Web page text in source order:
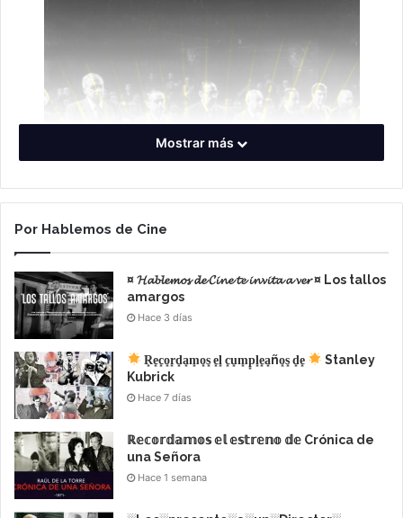
– Estreno mundial-
Mostrar más
Por Hablemos de Cine
¤ 𝓗𝓪𝓫𝓵𝓮𝓶𝓸𝓼 𝓭𝓮 𝓒𝓲𝓷𝓮 𝓽𝓮 𝓲𝓷𝓿𝓲𝓽𝓪 𝓪 𝓿𝓮𝓻 ¤ Los tallos
amargos
Hace 3 días
R͙e͙c͙o͙r͙d͙a͙m͙o͙s͙ e͙l͙ c͙u͙m͙p͙l͙e͙a͙ño͙s͙ d͙e͙
Stanley
Kubrick
Hace 7 días
ℝ𝕖𝕔𝕠𝕣𝕕𝕒𝕞𝕠𝕤 𝕖𝕝 𝕖𝕤𝕥𝕣𝕖𝕟𝕠 𝕕𝕖 Crónica de
una Señora
Hace 1 semana